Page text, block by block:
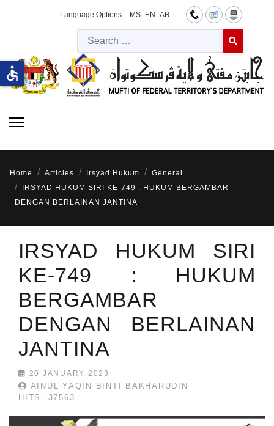
Language Options: MS EN AR
Type 2 or
Home Articles Irsyad Hukum
General
IRSYAD HUKUM SIRI KE-749 : HUKUM BERGAMBAR
DENGAN BERLAINAN JANTINA
IRSYAD HUKUM SIRI
KE-749 : HUKUM
BERGAMBAR
DENGAN BERLAINAN
JANTINA
20 JANUARY 2023
AINUL YAQIN BINTI BAKHARUDIN
HITS: 37563
accessible